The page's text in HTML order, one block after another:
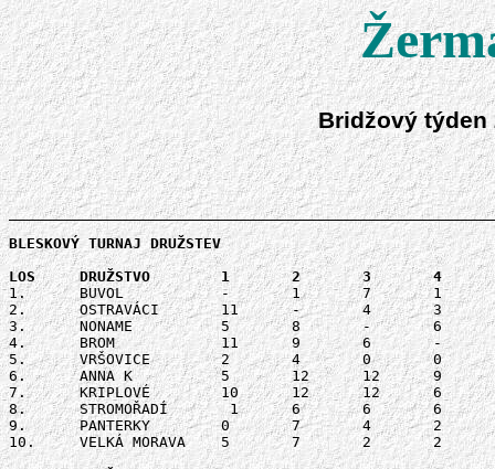
Bridžový týden
BLESKOVÝ TURNAJ DRUŽSTEV
1.	BUVOL		-	1	7	1	10	7	2	11	12	7	58	4.
2.	OSTRAVÁCI	11	-	4	3	8	0	0 	6	5	5	42	7.
3.	NONAME		5	8	-	6	12	0	0	6	8	10	55	5.
4.	BROM		11	9	6	-	12	3	6	6	10	10	73	3.
5.	VRŠOVICE	2	4	0	0	-	3	0	4	11	7	31	9.
6.	ANNA K		5	12	12	9	9	-	3	10	12	10	82	2.
7.	KRIPLOVÉ	10	12	12	6	12	9	-	8	12	9	90	1.
8.	STROMOŘADÍ	 1	6	6	6	8	2	4	-	8	11	52	6.
9.	PANTERKY 	0	7	4	2	1	0	0	4	-	1	19	10.
10.	VELKÁ MORAVA	5	7	2	2	5	2	3	1	11	-	38	8.